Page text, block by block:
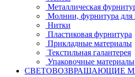
Металлическая
Молнии, фурнитура для
Нитки
Пластиковая фурнитура
Прикладные материалы
Текстильная галантерея
Упаковочные материалы
СВЕТОВОЗВРАЩАЮЩИЕ